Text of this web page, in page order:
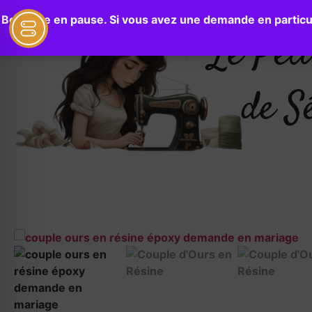
Boutique en pause. Si vous avez une demande en